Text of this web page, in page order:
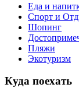
Еда и
Спорт и
Шопинг
Пляжи
Экотуризм
Куда поехать